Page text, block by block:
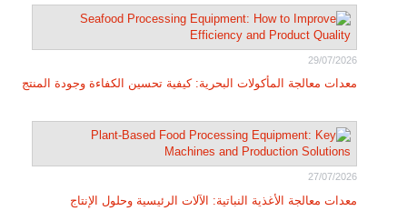
29/07/2026
معدات معالجة المأكولات البحرية: كيفية تحسين الكفاءة وجودة المنتج
27/07/2026
معدات معالجة الأغذية النباتية: الآلات الرئيسية وحلول الإنتاج